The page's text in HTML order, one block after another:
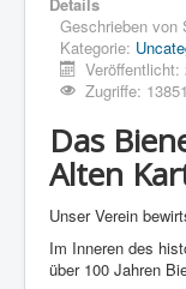
Details
Geschrieben von
Kategorie:
Veröffentlicht:
Zugriffe: 13851
Das
Alten
Unser Verein
Im Inneren des
über 100 Jahren